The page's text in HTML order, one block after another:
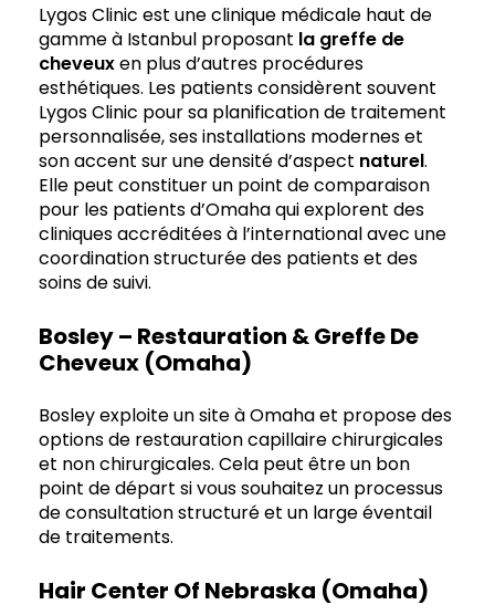
Lygos Clinic est une clinique médicale haut de
gamme à Istanbul proposant la greffe de
cheveuxen plus d’autres procédures
esthétiques. Les patients considèrent souvent
Lygos Clinic pour sa planification de traitement
personnalisée, ses installations modernes et
son accent sur une densité d’aspect naturel.
Elle peut constituer un point de comparaison
pour les patients d’Omaha qui explorent des
cliniques accréditées à l’international avec une
coordination structurée des patients et des
soins de suivi.
Bosley – Restauration & Greffe De
Cheveux (Omaha)
Bosley exploite un site à Omaha et propose des
options de restauration capillaire chirurgicales
et non chirurgicales. Cela peut être un bon
point de départ si vous souhaitez un processus
de consultation structuré et un large éventail
de traitements.
Hair Center Of Nebraska (Omaha)